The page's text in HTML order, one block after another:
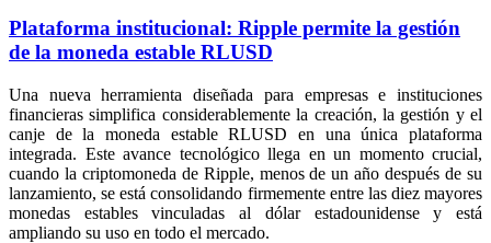
Plataforma institucional: Ripple permite la gestión
de la moneda estable RLUSD
Una nueva herramienta diseñada para empresas e instituciones
financieras simplifica considerablemente la creación, la gestión y el
canje de la moneda estable RLUSD en una única plataforma
integrada. Este avance tecnológico llega en un momento crucial,
cuando la criptomoneda de Ripple, menos de un año después de su
lanzamiento, se está consolidando firmemente entre las diez mayores
monedas estables vinculadas al dólar estadounidense y está
ampliando su uso en todo el mercado.